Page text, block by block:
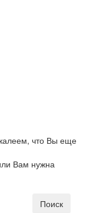
что Вы еще
Вам нужна
Поиск